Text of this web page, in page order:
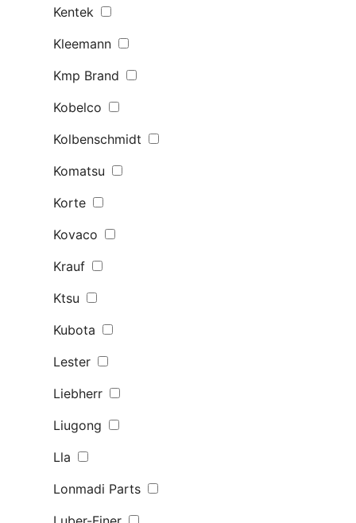
Kentek
Kleemann
Kmp Brand
Kobelco
Kolbenschmidt
Komatsu
Korte
Kovaco
Krauf
Ktsu
Kubota
Lester
Liebherr
Liugong
Lla
Lonmadi Parts